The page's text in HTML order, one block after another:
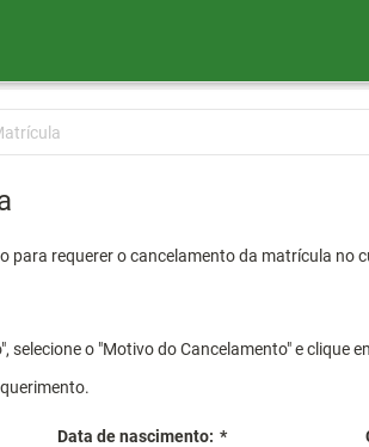
para requerer o cancelamento da matrícula no
o "Motivo do Cancelamento" e clique
Data de nascimento: *